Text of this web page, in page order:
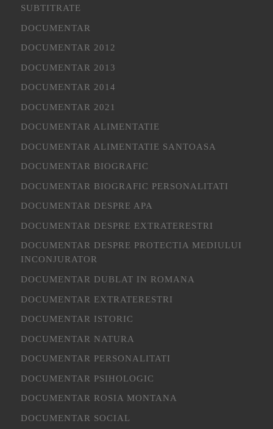
SUBTITRATE
DOCUMENTAR
DOCUMENTAR 2012
DOCUMENTAR 2013
DOCUMENTAR 2014
DOCUMENTAR 2021
DOCUMENTAR ALIMENTATIE
DOCUMENTAR ALIMENTATIE SANTOASA
DOCUMENTAR BIOGRAFIC
DOCUMENTAR BIOGRAFIC PERSONALITATI
DOCUMENTAR DESPRE APA
DOCUMENTAR DESPRE EXTRATERESTRI
DOCUMENTAR DESPRE PROTECTIA MEDIULUI
INCONJURATOR
DOCUMENTAR DUBLAT IN ROMANA
DOCUMENTAR EXTRATERESTRI
DOCUMENTAR ISTORIC
DOCUMENTAR NATURA
DOCUMENTAR PERSONALITATI
DOCUMENTAR PSIHOLOGIC
DOCUMENTAR ROSIA MONTANA
DOCUMENTAR SOCIAL